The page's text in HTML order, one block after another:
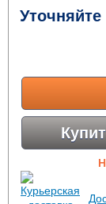
Уточняйте